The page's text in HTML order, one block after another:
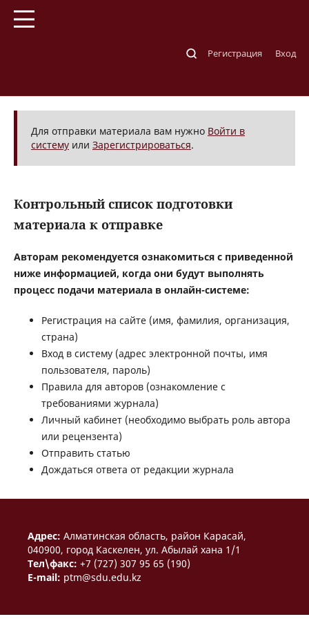
Регистрация Вход
Для отправки материала вам нужно Войти в
системуили Зарегистрироваться.
Контрольный список подготовки
материала к отправке
Авторам рекомендуется ознакомиться с приведенной
ниже информацией, когда они будут выполнять
процесс подачи материала в онлайн-системе:
Регистрация на сайте (имя, фамилия, организация,
страна)
Вход в систему (адрес электронной почты, имя
пользователя, пароль)
Правила для авторов (ознакомление с
требованиями журнала)
Личный кабинет (необходимо выбрать роль автора
или рецензента)
Отправить статью
Дождаться ответа от редакции журнала
Aдрес: Алматинская область, район Карасай,
040900, город Каскелен, ул. Абылай хана 1/1
Тел\факс: +7 (727) 307 95 65 (190)
E-mail: ptm@sdu.edu.kz